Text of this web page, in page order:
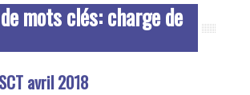
mots clés:charge de
avril 2018